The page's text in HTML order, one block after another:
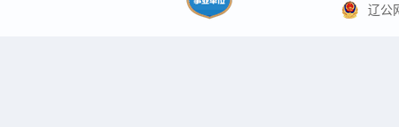
辽公